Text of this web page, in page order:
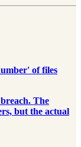
of files
The
but the actual